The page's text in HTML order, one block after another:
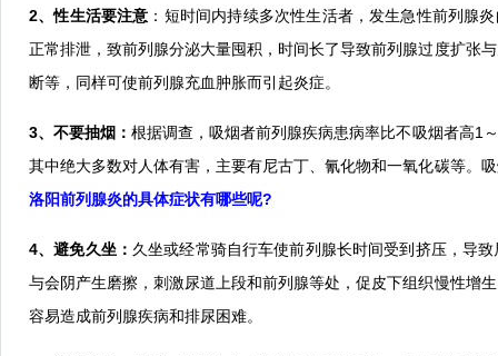
2、性生活要注意 ：短时间内持续多次性生活者，发生急性前列腺
正常排泄，致前列腺分泌大量囤积，时间长了导致前列腺过度扩张
断等，同样可使前列腺充血肿胀而引起炎症。
3、不要抽烟：根据调查，吸烟者前列腺疾病患病率比不吸烟者高1
其中绝大多数对人体有害，主要有尼古丁、氰化物和一氧化碳等。
洛阳前列腺炎的具体症状有哪些呢?
4、避免久坐： 久坐或经常骑自行车使前列腺长时间受到挤压，导
与会阴产生磨擦，刺激尿道上段和前列腺等处，促皮下组织慢性增
容易造成前列腺疾病和排尿困难。